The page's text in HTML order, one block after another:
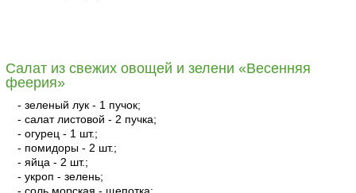
Салат из свежих овощей и зелени «Весенняя
феерия»
- зеленый лук - 1 пучок;
- салат листовой - 2 пучка;
- огурец - 1 шт.;
- помидоры - 2 шт.;
- яйца - 2 шт.;
- укроп - зелень;